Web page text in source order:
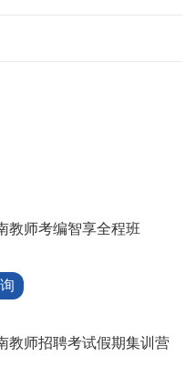
教师考编智享全程班
教师招聘考试假期集训营